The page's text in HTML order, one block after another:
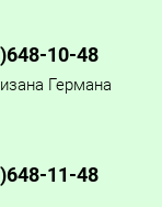
10-48
Германа
11-48